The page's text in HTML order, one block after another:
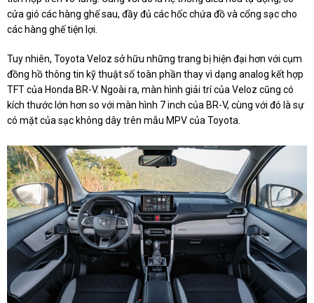
cửa gió các hàng ghế sau, đầy đủ các hốc chứa đồ và cổng sạc cho
các hàng ghế tiện lợi.
Tuy nhiên, Toyota Veloz sở hữu những trang bị hiện đại hơn với cụm
đồng hồ thông tin kỹ thuật số toàn phần thay vì dạng analog kết hợp
TFT của Honda BR-V. Ngoài ra, màn hình giải trí của Veloz cũng có
kích thước lớn hơn so với màn hình 7 inch của BR-V, cùng với đó là sự
có mặt của sạc không dây trên mẫu MPV của Toyota.